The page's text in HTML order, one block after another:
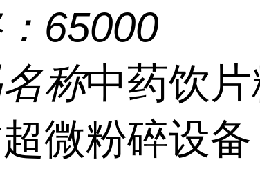
65000
称中药饮
微粉碎设备